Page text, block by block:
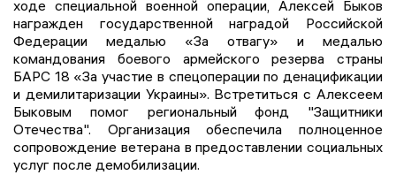
ходе специальной военной операции, Алексей Быков
награжден государственной наградой Российской
Федерации медалью «За отвагу» и медалью
командования боевого армейского резерва страны
БАРС 18 «За участие в спецоперации по денацификации
и демилитаризации Украины». Встретиться с Алексеем
Быковым помог региональный фонд "Защитники
Отечества". Организация обеспечила полноценное
сопровождение ветерана в предоставлении социальных
услуг после демобилизации.